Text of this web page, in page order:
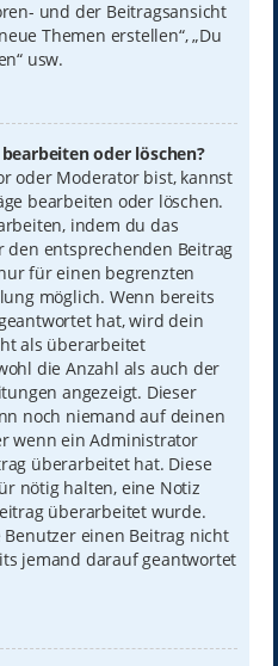
und der Beitragsansicht
Themen erstellen“, „Du
usw.
oder löschen?
oder Moderator bist, kannst
bearbeiten oder löschen.
indem du das
den entsprechenden Beitrag
für einen begrenzten
möglich. Wenn bereits
hat, wird dein
als überarbeitet
die Anzahl als auch der
angezeigt. Dieser
noch niemand auf deinen
wenn ein Administrator
überarbeitet hat. Diese
nötig halten, eine Notiz
überarbeitet wurde.
einen Beitrag nicht
jemand darauf geantwortet